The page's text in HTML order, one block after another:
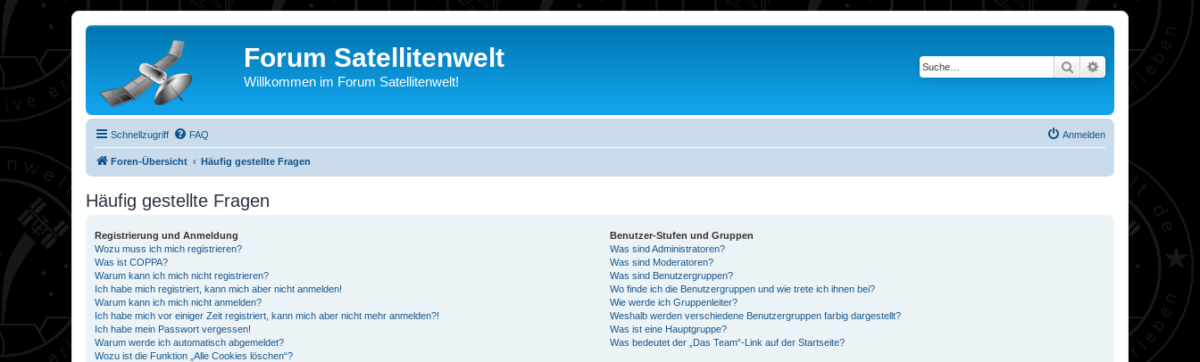
Forum Satellitenwelt
Willkommen im Forum Satellitenwelt!
Suche Erweiterte Suche
Schnellzugriff FAQ Anmelden
Foren-Übersicht Häufig gestellte Fragen
Häufig gestellte Fragen
Registrierung und Anmeldung
Wozu muss ich mich registrieren?
Was ist COPPA?
Warum kann ich mich nicht registrieren?
Ich habe mich registriert, kann mich aber nicht anmelden!
Warum kann ich mich nicht anmelden?
Ich habe mich vor einiger Zeit registriert, kann mich aber nicht mehr anmelden?!
Ich habe mein Passwort vergessen!
Warum werde ich automatisch abgemeldet?
Wozu ist die Funktion „Alle Cookies löschen“?
Benutzer-Stufen und Gruppen
Was sind Administratoren?
Was sind Moderatoren?
Was sind Benutzergruppen?
Wo finde ich die Benutzergruppen und wie trete ich ihnen bei?
Wie werde ich Gruppenleiter?
Weshalb werden verschiedene Benutzergruppen farbig dargestellt?
Was ist eine Hauptgruppe?
Was bedeutet der „Das Team“-Link auf der Startseite?